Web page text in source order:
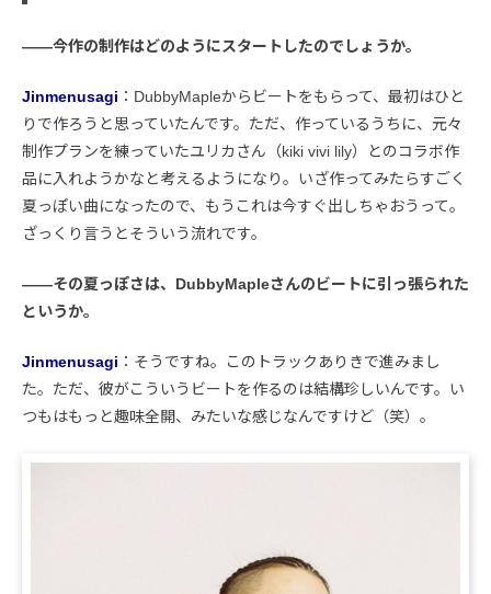
――今作の制作はどのようにスタートしたのでしょうか。
Jinmenusagi ：DubbyMapleからビートをもらって、最初はひと
りで作ろうと思っていたんです。ただ、作っているうちに、元々
制作プランを練っていたユリカさん（kiki vivi lily）とのコラボ作
品に入れようかなと考えるようになり。いざ作ってみたらすごく
夏っぽい曲になったので、もうこれは今すぐ出しちゃおうって。
ざっくり言うとそういう流れです。
――その夏っぽさは、DubbyMapleさんのビートに引っ張られた
というか。
Jinmenusagi ：そうですね。このトラックありきで進みまし
た。ただ、彼がこういうビートを作るのは結構珍しいんです。い
つもはもっと趣味全開、みたいな感じなんですけど（笑）。